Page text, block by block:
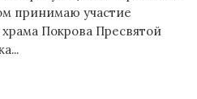
принимаю участие
Покрова Пресвятой